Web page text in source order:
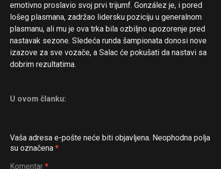
emotivno proslavio svoj prvi trijumf. González je, i pored
lošeg plasmana, zadržao lidersku poziciju u generalnom
plasmanu, ali mu je ova trka bila ozbiljno upozorenje pred
nastavak sezone. Sledeća runda šampionata donosi nove
izazove za sve vozače, a Salac će pokušati da nastavi sa
dobrim rezultatima.
U ovom članku:
Vaša adresa e-pošte neće biti objavljena. Neophodna polja
su označena *
Komentar *